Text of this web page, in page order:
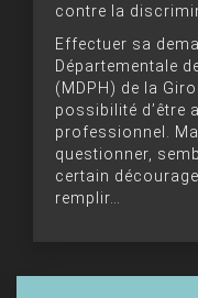
contre la
Effectuer sa
Départementale
(MDPH) de la
possibilité d’être
professionnel.
questionner,
certain
remplir…